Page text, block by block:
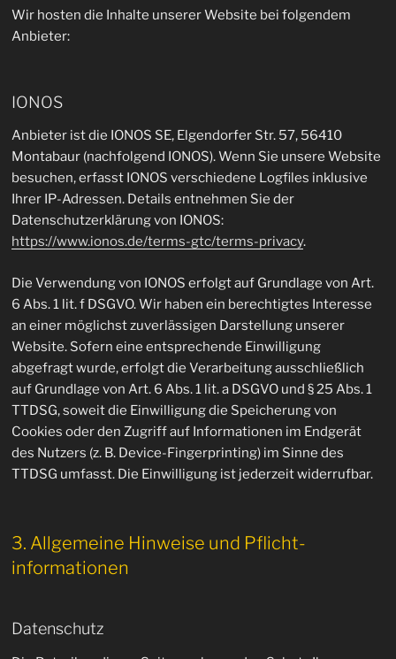
Wir hosten die Inhalte unserer Website bei folgendem
Anbieter:
IONOS
Anbieter ist die IONOS SE, Elgendorfer Str. 57, 56410
Montabaur (nachfolgend IONOS). Wenn Sie unsere Website
besuchen, erfasst IONOS verschiedene Logfiles inklusive
Ihrer IP-Adressen. Details entnehmen Sie der
Datenschutzerklärung von IONOS:
https://www.ionos.de/terms-gtc/terms-privacy.
Die Verwendung von IONOS erfolgt auf Grundlage von Art.
6 Abs. 1 lit. f DSGVO. Wir haben ein berechtigtes Interesse
an einer möglichst zuverlässigen Darstellung unserer
Website. Sofern eine entsprechende Einwilligung
abgefragt wurde, erfolgt die Verarbeitung ausschließlich
auf Grundlage von Art. 6 Abs. 1 lit. a DSGVO und § 25 Abs. 1
TTDSG, soweit die Einwilligung die Speicherung von
Cookies oder den Zugriff auf Informationen im Endgerät
des Nutzers (z. B. Device-Fingerprinting) im Sinne des
TTDSG umfasst. Die Einwilligung ist jederzeit widerrufbar.
3. Allgemeine Hinweise und Pflicht­
informationen
Datenschutz